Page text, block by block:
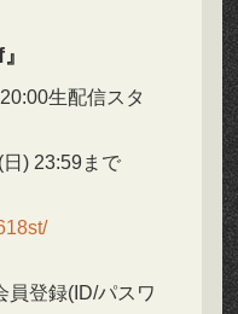
生配信スタ
) 23:59まで
員登録(ID/パスワ